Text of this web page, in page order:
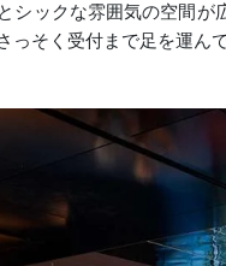
シックな雰囲気の空間
っそく受付まで足を運ん